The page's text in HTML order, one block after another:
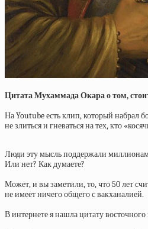
Цитата Мухаммада Окара о том,
На Youtube есть клип, который набрал
не злиться и гневаться на тех, кто
Люди эту мысль поддержали
Или нет? Как думаете?
Может, и вы заметили, то, что 50 лет
не имеет ничего общего с вакханалией.
В интернете я нашла цитату